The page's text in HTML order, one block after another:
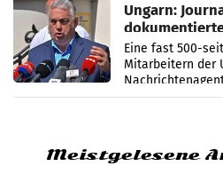
Ungarn:
Zensur
Eine fast 500-
Mitarbeitern der
systematische
Meistgelesene